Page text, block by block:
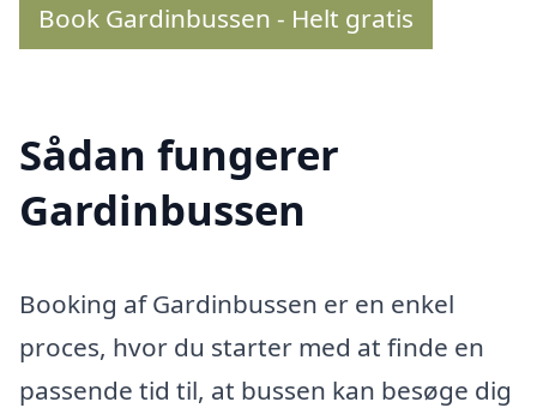
Book Gardinbussen - Helt gratis
Sådan fungerer
Gardinbussen
Booking af Gardinbussen er en enkel
proces, hvor du starter med at finde en
passende tid til, at bussen kan besøge dig